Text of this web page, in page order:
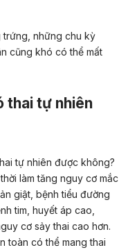
trứng, những chu kỳ
cũng khó có thể mất
thai tự nhiên
tự nhiên được không?
làm tăng nguy cơ mắc
giật bệnh tiểu đường
tim, huyết áp cao
cơ sảy thai cao hơn.
toàn có thể mang thai